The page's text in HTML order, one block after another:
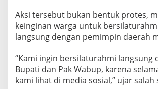
G
o
u
S
a
t
Aksi tersebut bukan bentuk protes,
keinginan warga untuk
langsung dengan pemimpin daerah
“Kami ingin bersilaturahmi langsung
Bupati dan Pak Wabup, karena
kami lihat di media sosial,” ujar salah